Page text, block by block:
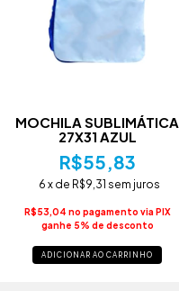
MOCHILA SUBLIMÁTICA
27X31 AZUL
R$55,83
6 x de R$9,31 sem juros
R$53,04 no pagamento via PIX
ganhe 5% de desconto
ADICIONAR AO CARRINHO